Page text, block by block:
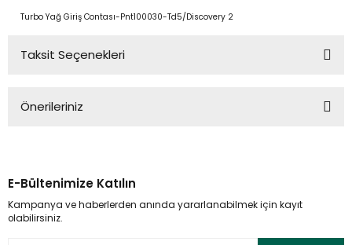
Turbo Yağ Giriş Contası-Pnt100030-Td5/Discovery 2
Taksit Seçenekleri
Önerileriniz
kullanarak tarafımıza iletebilirsiniz.
Görüş ve önerileriniz için teşekkür ederiz.
E-Bültenimize Katılın
Kampanya ve haberlerden anında yararlanabilmek için kayıt
olabilirsiniz.